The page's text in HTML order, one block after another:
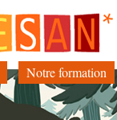
Notre formation